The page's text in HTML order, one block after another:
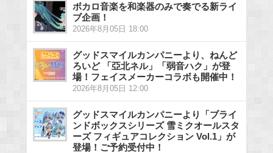
ボカロ音楽を和楽器のみで奏でる新ライ
ブ企画！
2026年8月05日 18:00
グッドスマイルカンパニーより、ねんど
ろいど 「亞北ネル」「弱音ハク」が登
場！フェイスメーカーコラボも開催中！
2026年8月05日 12:00
グッドスマイルカンパニーより「ブライ
ンドボックスシリーズ 雪ミクオールスタ
ーズ フィギュアコレクション Vol.1」が
登場！ご予約受付中！